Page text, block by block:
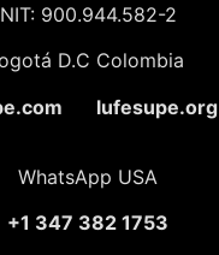
NIT: 900.944.582-2
D.C Colombia
lufesupe.org
WhatsApp USA
+1 347 382 1753